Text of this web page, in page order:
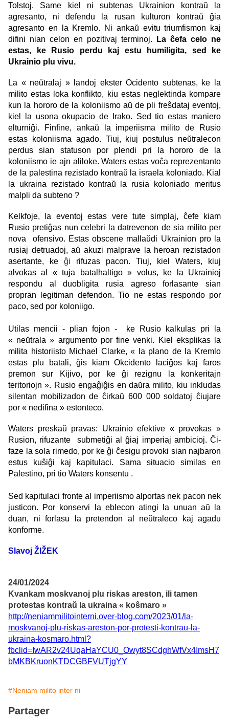
Tolstoj. Same kiel ni subtenas Ukrainion kontraŭ la
agresanto, ni defendu la rusan kulturon kontraŭ ĝia
agresanto en la Kremlo. Ni ankaŭ evitu triumfismon kaj
difini nian celon en pozitivaj terminoj.
La ĉefa celo ne
estas, ke Rusio perdu kaj estu humiligita, sed ke
Ukrainio plu vivu.
La « neŭtralaj » landoj ekster Ocidento subtenas, ke la
milito estas loka konflikto, kiu estas neglektinda kompare
kun la hororo de la koloniismo aŭ de pli freŝdataj eventoj,
kiel la usona okupacio de Irako. Sed tio estas maniero
elturniĝi. Finfine, ankaŭ la imperiisma milito de Rusio
estas koloniisma agado. Tiuj, kiuj postulus neŭtralecon
perdus sian statuson por plendi pri la hororo de la
koloniismo ie ajn aliloke. Waters estas voĉa reprezentanto
de la palestina rezistado kontraŭ la israela koloniado. Kial
la ukraina rezistado kontraŭ la rusia koloniado meritus
malpli da subteno ?
Kelkfoje, la eventoj estas vere tute simplaj, ĉefe kiam
Rusio pretiĝas nun celebri la datrevenon de sia milito per
nova ofensivo. Estas obscene mallaŭdi Ukrainion pro la
rusiaj detruadoj, aŭ akuzi malprave la heroan rezistadon
asertante, ke ĝi rifuzas pacon. Tiuj, kiel Waters, kiuj
alvokas al « tuja batalhaltigo » volus, ke la Ukrainioj
respondu al duobligita rusia agreso forlasante sian
propran legitiman defendon. Tio ne estas respondo por
paco, sed por koloniigo.
Utilas mencii - plian fojon - ke Rusio kalkulas pri la
« neŭtrala » argumento por fine venki. Kiel eksplikas la
milita historiisto Michael Clarke, « la plano de la Kremlo
estas plu batali, ĝis kiam Okcidento laciĝos kaj faros
premon sur Kijivo, por ke ĝi rezignu la konkeritajn
teritoriojn ». Rusio engaĝiĝis en daŭra milito, kiu inkludas
silentan mobilizadon de ĉirkaŭ 600 000 soldatoj ĉiujare
por « nedifina » estonteco.
Waters preskaŭ pravas: Ukrainio efektive « provokas »
Rusion, rifuzante submetiĝi al ĝiaj imperiaj ambicioj. Ĉi-
faze la sola rimedo, por ke ĝi ĉesigu provoki sian najbaron
estus kuŝiĝi kaj kapitulaci. Sama situacio similas en
Palestino, pri tio Waters konsentu .
Sed kapitulaci fronte al imperiismo alportas nek pacon nek
justicon. Por konservi la eblecon atingi la unuan aŭ la
duan, ni forlasu la pretendon al neŭtraleco kaj agadu
konforme.
Slavoj ŽIŽEK
24/01/2024
Kvankam moskvanoj plu riskas areston, ili tamen
protestas kontraŭ la ukraina « koŝmaro »
http://neniammilitointerni.over-blog.com/2023/01/la-
moskvanoj-plu-riskas-areston-por-protesti-kontrau-la-
ukraina-kosmaro.html?
fbclid=IwAR2v24UqaHaYCU0_Owyt8SCdghWfVx4ImsH7
bMKBKruonKTDCGBFVUTjgYY
#Neniam milito inter ni
Partager